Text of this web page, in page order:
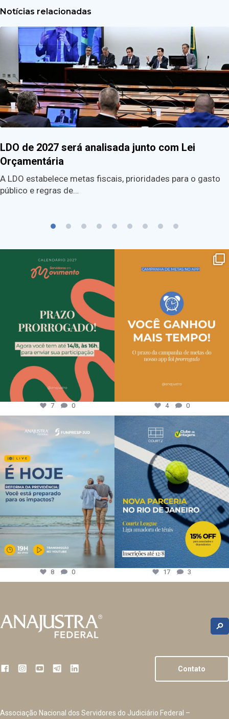
Notícias relacionadas
LDO de 2027 será analisada junto com Lei
Orçamentária
A LDO estabelece metas fiscais, prioridades para o gasto
público e regras de…
7 0 4 0
8 0 17 3
Contato
Associação Nacional dos Servidores do Judiciário Federal –